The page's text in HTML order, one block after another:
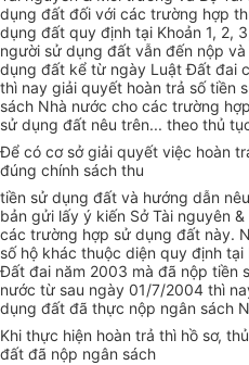
dụng đất đối với các trường hợp
dụng đất quy định tại Khoản 1, 2,
người sử dụng đất vẫn đến nộp
dụng đất kể từ ngày Luật Đất đai
thì nay giải quyết hoàn trả số tiền
sách Nhà nước cho các trường
sử dụng đất nêu trên... theo thủ
Để có cơ sở giải quyết việc hoàn
đúng chính sách thu
tiền sử dụng đất và hướng dẫn
bản gửi lấy ý kiến Sở Tài nguyên
các trường hợp sử dụng đất này.
số hộ khác thuộc diện quy định
Đất đai năm 2003 mà đã nộp tiền
nước từ sau ngày 01/7/2004 thì
dụng đất đã thực nộp ngân sách
Khi thực hiện hoàn trả thì hồ sơ,
đất đã nộp ngân sách